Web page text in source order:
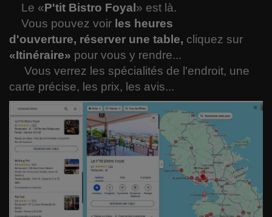
Le «P'tit Bistro Foyal» est là.
Vous pouvez voir les heures
d'ouverture, réserver une table, cliquez sur
«Itinéraire» pour vous y rendre...
Vous verrez les spécialités de l'endroit, une
carte précise, les prix, les avis...